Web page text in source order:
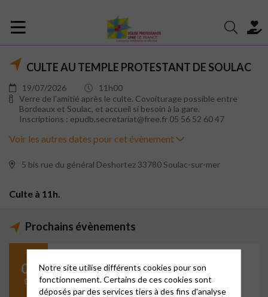
CULTE AU TEMPLE PROTESTANT DE SOULAC
19/07/2026
11h00
Verre de l'amitié après le culte. Covoiturage possible entre
Bordeaux et Soulac, et accueil si besoin à la gare.
Inscriptions : epudb.secretariat@free.fr 05 56 52 60 47
Voir les autres dates pour cet évènement
5 bis rue du général Deshortez 33780 Soulac-sur-mer
Culte à 11h.
Prochains évènements
07
08
DIMANCHE 2 AOÛT 2026 PRÉDICATION
MATTHIEU 14,13-21 DONNER UN LIEU OÙ LA
VIE PEUT RENAÎTRE
Notre site utilise différents cookies pour son
fonctionnement. Certains de ces cookies sont
déposés par des services tiers à des fins d'analyse